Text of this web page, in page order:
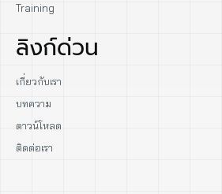
Training
ลิงก์ด่วน
เกี่ยวกับเรา
บทความ
ดาวน์โหลด
ติดต่อเรา